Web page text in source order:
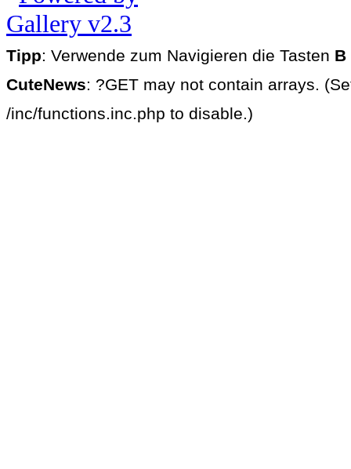
Tipp: Verwende zum Navigieren die Tasten B
CuteNews: ?GET may not contain arrays.
/inc/functions.inc.php to disable.)